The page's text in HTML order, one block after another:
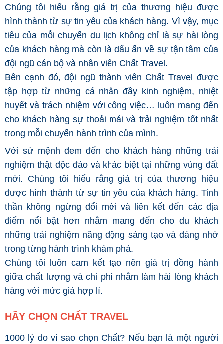
Chúng tôi hiểu rằng giá trị của thương hiệu được
hình thành từ sự tin yêu của khách hàng. Vì vậy, mục
tiêu của mỗi chuyến du lịch không chỉ là sự hài lòng
của khách hàng mà còn là dấu ấn về sự tận tâm của
đội ngũ cán bộ và nhân viên Chất Travel.
Bên cạnh đó, đội ngũ thành viên Chất Travel được
tập hợp từ những cá nhân đầy kinh nghiệm, nhiệt
huyết và trách nhiệm với công việc… luôn mang đến
cho khách hàng sự thoải mái và trải nghiệm tốt nhất
trong mỗi chuyến hành trình của mình.
Với sứ mệnh đem đến cho khách hàng những trải
nghiệm thật độc đáo và khác biệt tại những vùng đất
mới. Chúng tôi hiểu rằng giá trị của thương hiệu
được hình thành từ sự tin yêu của khách hàng. Tinh
thần không ngừng đổi mới và liên kết đến các địa
điểm nổi bật hơn nhằm mang đến cho du khách
những trải nghiệm năng động sáng tạo và đáng nhớ
trong từng hành trình khám phá.
Chúng tôi luôn cam kết tạo nên giá trị đồng hành
giữa chất lượng và chi phí nhằm làm hài lòng khách
hàng với mức giá hợp lí.
HÃY CHỌN CHẤT TRAVEL
1000 lý do vì sao chọn Chất? Nếu bạn là một người